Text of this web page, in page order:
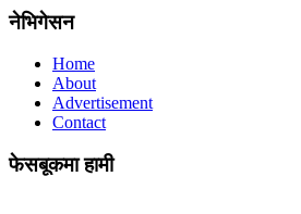
नेभिगेसन
Home
About
Advertisement
Contact
फेसबूकमा हामी